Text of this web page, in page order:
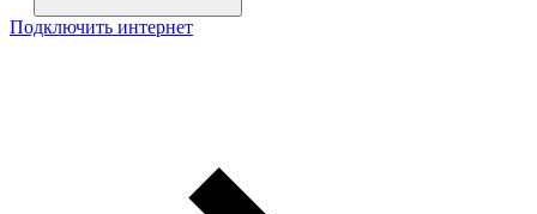
Подключить интернет